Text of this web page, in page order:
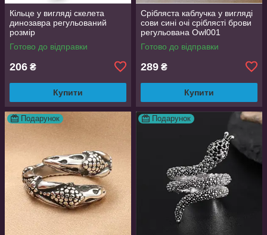
Кільце у вигляді скелета
динозавра регульований
розмір
Готово до відправки
206 ₴
Купити
Срібляста каблучка у вигляді
сови сині очі сріблясті брови
регульована Owl001
Готово до відправки
289 ₴
Купити
Подарунок Подарунок